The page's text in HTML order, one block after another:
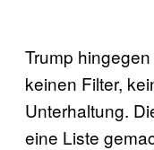
Trump
keinen Filter,
Unterhaltung.
eine Liste